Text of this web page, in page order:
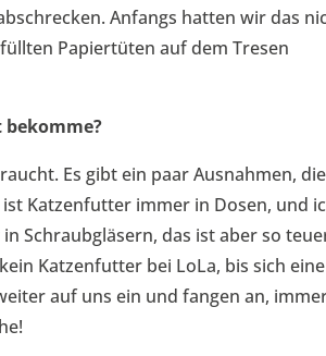
Anfangs hatten wir das
Papiertüten auf dem Tresen
bekomme?
Es gibt ein paar Ausnahmen, die
Katzenfutter immer in Dosen, und
Schraubgläsern, das ist aber so
Katzenfutter bei LoLa, bis sich eine
auf uns ein und fangen an,